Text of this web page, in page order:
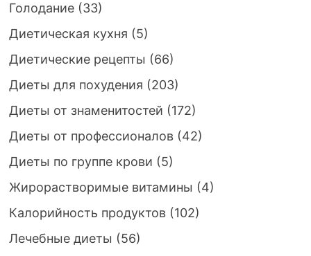
Голодание(33)
Диетическая кухня (5)
Диетические рецепты (66)
Диеты для похудения (203)
Диеты от знаменитостей (172)
Диеты от профессионалов(42)
Диеты по группе крови (5)
Жирорастворимые витамины (4)
Калорийность продуктов(102)
Лечебные диеты (56)